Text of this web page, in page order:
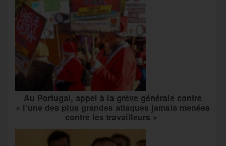
Au Portugal, appel à la grève générale contre
« l’une des plus grandes attaques jamais menées
contre les travailleurs »